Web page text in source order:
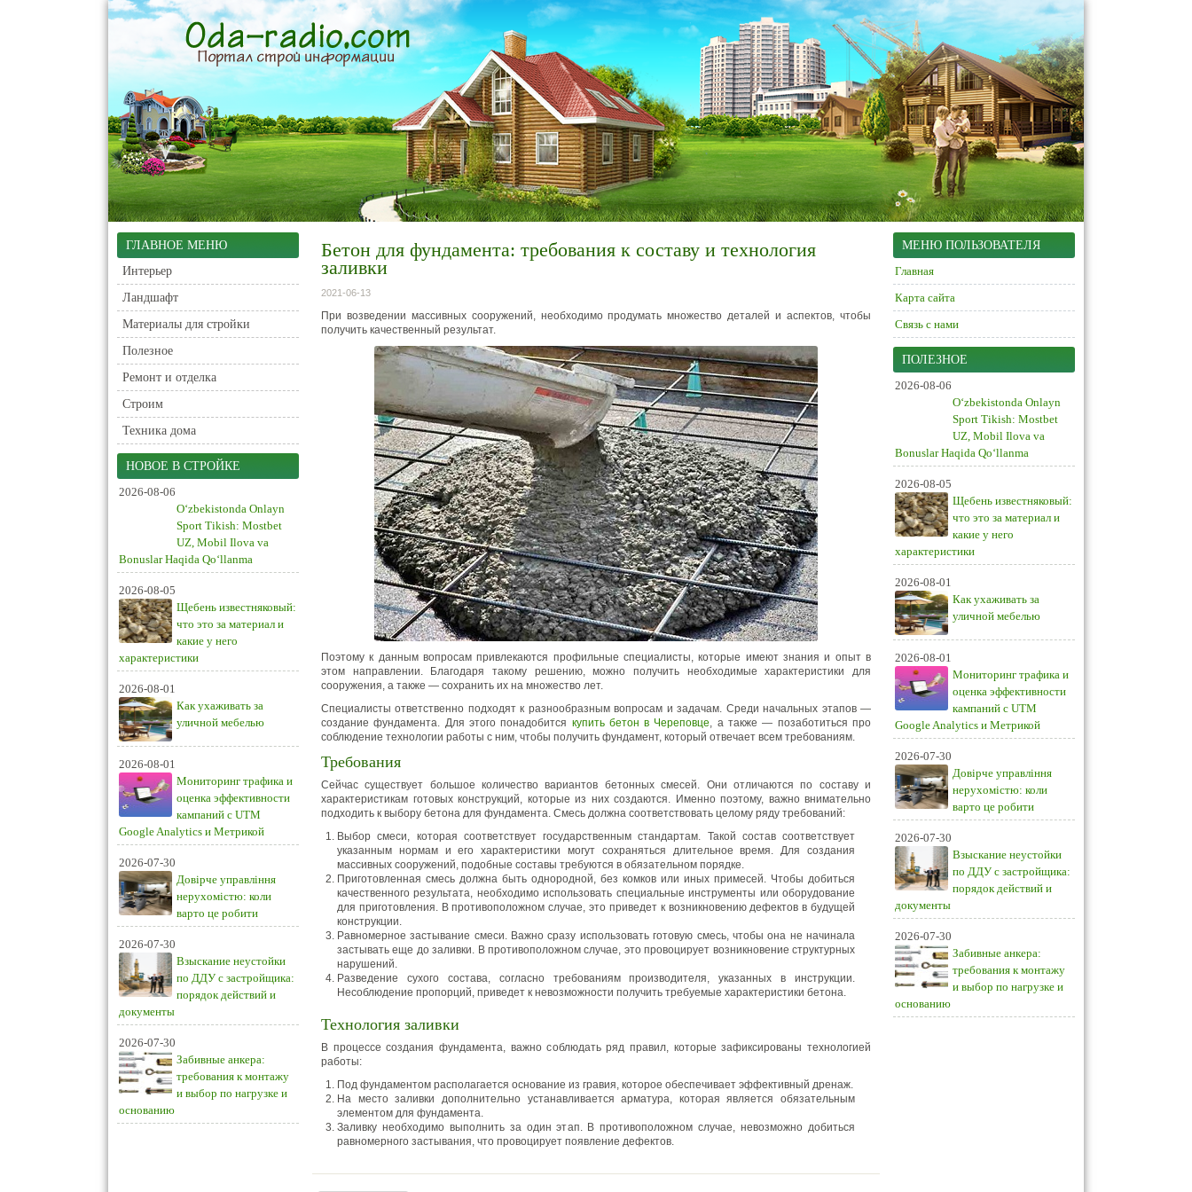
ГЛАВНОЕ МЕНЮ
Интерьер
Ландшафт
Материалы для стройки
Полезное
Ремонт и отделка
Строим
Техника дома
НОВОЕ В СТРОЙКЕ
2026-08-06
O‘zbekistonda Onlayn
Sport Tikish: Mostbet
UZ, Mobil Ilova va
Bonuslar Haqida Qo‘llanma
2026-08-05
Щебень известняковый:
что это за материал и
какие у него
характеристики
2026-08-01
Как ухаживать за
уличной мебелью
2026-08-01
Мониторинг трафика и
оценка эффективности
кампаний с UTM
Google Analytics и Метрикой
2026-07-30
Довірче управління
нерухомістю: коли
варто це робити
2026-07-30
Взыскание неустойки
по ДДУ с застройщика:
порядок действий и
документы
2026-07-30
Забивные анкера:
требования к монтажу
и выбор по нагрузке и
основанию
Бетон для фундамента: требования к составу и технология
заливки
2021-06-13
При возведении массивных сооружений, необходимо продумать множество деталей и аспектов, чтобы
получить качественный результат.
Поэтому к данным вопросам привлекаются профильные специалисты, которые имеют знания и опыт в
этом направлении. Благодаря такому решению, можно получить необходимые характеристики для
сооружения, а также — сохранить их на множество лет.
Специалисты ответственно подходят к разнообразным вопросам и задачам. Среди начальных этапов —
создание фундамента. Для этого понадобится купить бетон в Череповце, а также — позаботиться про
соблюдение технологии работы с ним, чтобы получить фундамент, который отвечает всем требованиям.
Требования
Сейчас существует большое количество вариантов бетонных смесей. Они отличаются по составу и
характеристикам готовых конструкций, которые из них создаются. Именно поэтому, важно внимательно
подходить к выбору бетона для фундамента. Смесь должна соответствовать целому ряду требований:
Выбор смеси, которая соответствует государственным стандартам. Такой состав соответствует
указанным нормам и его характеристики могут сохраняться длительное время. Для создания
массивных сооружений, подобные составы требуются в обязательном порядке.
Приготовленная смесь должна быть однородной, без комков или иных примесей. Чтобы добиться
качественного результата, необходимо использовать специальные инструменты или оборудование
для приготовления. В противоположном случае, это приведет к возникновению дефектов в будущей
конструкции.
Равномерное застывание смеси. Важно сразу использовать готовую смесь, чтобы она не начинала
застывать еще до заливки. В противоположном случае, это провоцирует возникновение структурных
нарушений.
Разведение сухого состава, согласно требованиям производителя, указанных в инструкции.
Несоблюдение пропорций, приведет к невозможности получить требуемые характеристики бетона.
Технология заливки
В процессе создания фундамента, важно соблюдать ряд правил, которые зафиксированы технологией
работы:
Под фундаментом располагается основание из гравия, которое обеспечивает эффективный дренаж.
На место заливки дополнительно устанавливается арматура, которая является обязательным
элементом для фундамента.
Заливку необходимо выполнить за один этап. В противоположном случае, невозможно добиться
равномерного застывания, что провоцирует появление дефектов.
МЕНЮ ПОЛЬЗОВАТЕЛЯ
Главная
Карта сайта
Связь с нами
ПОЛЕЗНОЕ
2026-08-06
O‘zbekistonda Onlayn
Sport Tikish: Mostbet
UZ, Mobil Ilova va
Bonuslar Haqida Qo‘llanma
2026-08-05
Щебень известняковый:
что это за материал и
какие у него
характеристики
2026-08-01
Как ухаживать за
уличной мебелью
2026-08-01
Мониторинг трафика и
оценка эффективности
кампаний с UTM
Google Analytics и Метрикой
2026-07-30
Довірче управління
нерухомістю: коли
варто це робити
2026-07-30
Взыскание неустойки
по ДДУ с застройщика:
порядок действий и
документы
2026-07-30
Забивные анкера:
требования к монтажу
и выбор по нагрузке и
основанию